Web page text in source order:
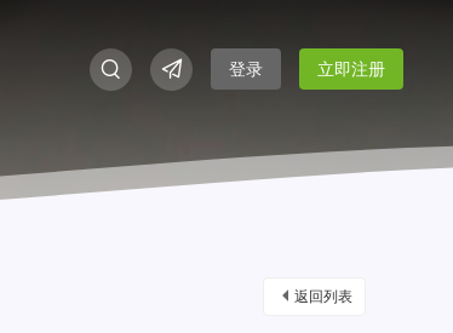
登录 立即注册
返回列表